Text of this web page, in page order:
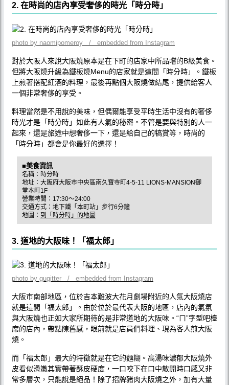
2. 在時尚的店內享受奢侈的時光「時分時」
photo by naomipomeroy / embedded from Instagram
對於大阪人來說大阪燒原本是在下町的店家中所品嚐的B級美食。
但將大阪燒升級為鐵板燒Menu的店家就是這間「時分時」。鐵板
上煎著搭配紅酒的料理，最後再點個大阪燒做結尾，提供給客人
一個非常奢侈的享受。
料理當然是不用說的美味，但偶爾能享受平時生活中沒有的奢侈
時光才是「時分時」如此有人氣的秘密。不管是要與特別的人一
起來，還是旅途中想奢侈一下，還是給自己的犒賞等，時尚的
「時分時」都會是你最好的選擇！
■美食資訊
名稱：時分時
地址：大阪府大阪市中央區南久寶寺町4-5-11 LIONS-MANSION御
堂本町1F
營業時間：17:30〜24:00
交通方式：地下鐵「本町站」步行6分鐘
地圖： 到「時分時」的地圖
3. 道地的大阪味！「福太郎」
photo by gugitter / embedded from Instagram
大阪市南部地區，位於吉本難波大花月劇場附近的人氣大阪燒店
就是這間「福太郎」。由於位於最代表大阪的地區，店內的氣氛
與大阪燒也正如大家所期待的是非常道地的大阪味。“ㄇ”字型吧檯
席的店內，帶點陳舊感，眼前就是店員們料理、現為客人煎大阪
燒。
而「福太郎」最大的特徵就是在它的麵糊。高湯味濃郁大阪燒外
皮看似滑嫩其實帶著酥皮硬度，一口咬下在口中散開時口感又非
常多層次，只能說是絕品！除了招牌豬肉大阪燒之外，加有大量